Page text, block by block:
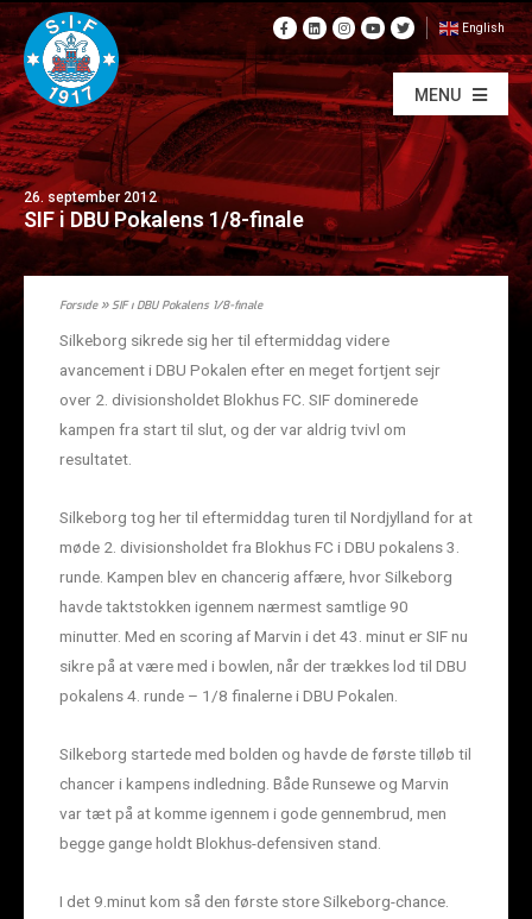
English
MENU
26. september 2012
SIF i DBU Pokalens 1/8-finale
Forside»SIF i DBU Pokalens 1/8-finale
Silkeborg sikrede sig her til eftermiddag videre
avancement i DBU Pokalen efter en meget fortjent sejr
over 2. divisionsholdet Blokhus FC. SIF dominerede
kampen fra start til slut, og der var aldrig tvivl om
resultatet.
Silkeborg tog her til eftermiddag turen til Nordjylland for at
møde 2. divisionsholdet fra Blokhus FC i DBU pokalens 3.
runde. Kampen blev en chancerig affære, hvor Silkeborg
havde taktstokken igennem nærmest samtlige 90
minutter. Med en scoring af Marvin i det 43. minut er SIF nu
sikre på at være med i bowlen, når der trækkes lod til DBU
pokalens 4. runde – 1/8 finalerne i DBU Pokalen.
Silkeborg startede med bolden og havde de første tilløb til
chancer i kampens indledning. Både Runsewe og Marvin
var tæt på at komme igennem i gode gennembrud, men
begge gange holdt Blokhus-defensiven stand.
I det 9.minut kom så den første store Silkeborg-chance.